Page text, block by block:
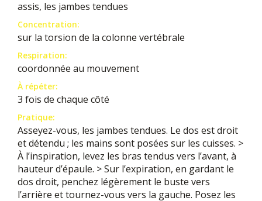
assis, les jambes tendues
Concentration:
sur la torsion de la colonne vertébrale
Respiration:
coordonnée au mouvement
À répéter:
3 fois de chaque côté
Pratique:
Asseyez-vous, les jambes tendues. Le dos est droit
et détendu ; les mains sont posées sur les cuisses. >
À l’inspiration, levez les bras tendus vers l’avant, à
hauteur d’épaule. > Sur l’expiration, en gardant le
dos droit, penchez légèrement le buste vers
l’arrière et tournez-vous vers la gauche. Posez les